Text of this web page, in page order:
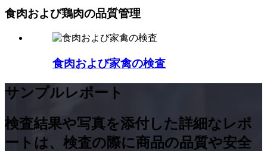
食肉および鶏肉の品質管理
食肉および家禽の検査
サンプルレポート
検査結果や写真を添付し​​た詳細なレポ
ートは、検査の際に商品の品質や安全